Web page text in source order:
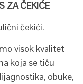
ZA ČEKIĆE
čekići.
visok kvalitet
koja se tiču
obuke,